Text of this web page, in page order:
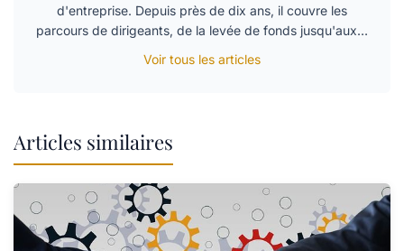
d'entreprise. Depuis près de dix ans, il couvre les
parcours de dirigeants, de la levée de fonds jusqu'aux…
Voir tous les articles
Articles similaires